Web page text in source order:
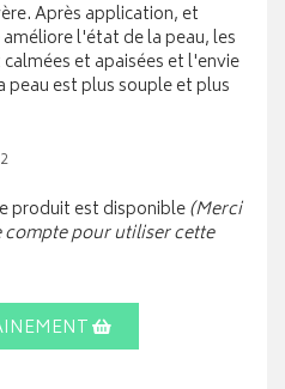
Après application, et
l'état de la peau, les
et apaisées et l'envie
est plus souple et plus
produit est disponible(Merci
pour utiliser cette